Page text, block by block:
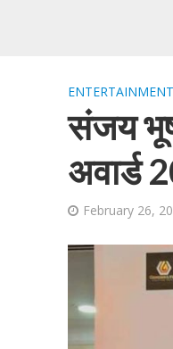
ENTERTAINMENT
संजय
अवार्ड
February 26,